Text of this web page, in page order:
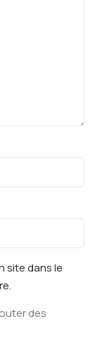
site dans le
des